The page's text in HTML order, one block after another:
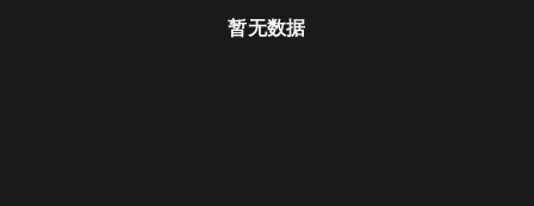
暂无数据